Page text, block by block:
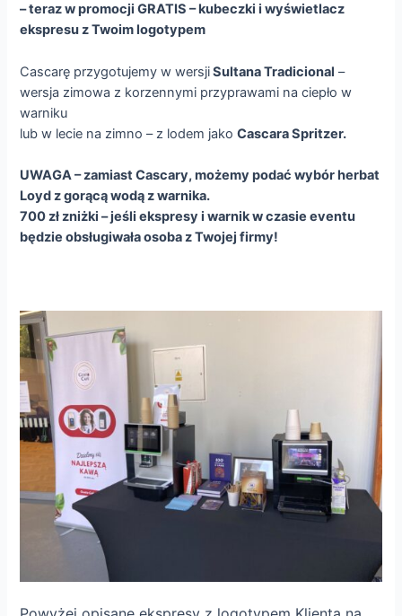
– teraz w promocji GRATIS – kubeczki i wyświetlacz
ekspresu z Twoim logotypem
Cascarę przygotujemy w wersjiSultana Tradicional –
wersja zimowa z korzennymi przyprawami na ciepło w
warniku
lub w lecie na zimno – z lodem jakoCascara Spritzer.
UWAGA – zamiast Cascary, możemy podać wybór herbat
Loyd z gorącą wodą z warnika.
700 zł zniżki – jeśli ekspresy i warnik w czasie eventu
będzie obsługiwała osoba z Twojej firmy!